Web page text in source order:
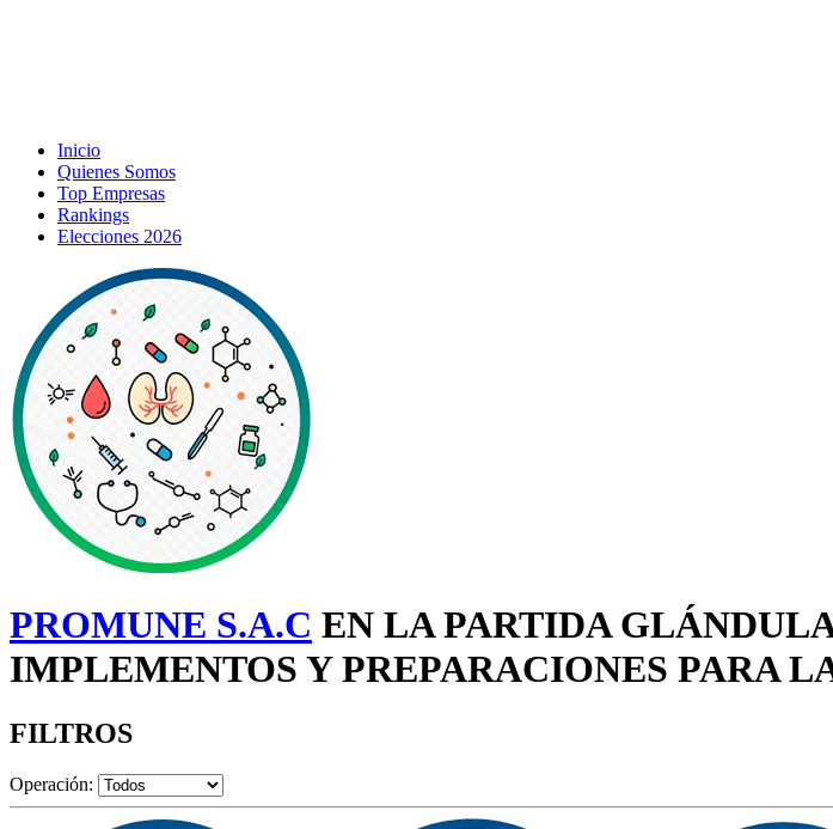
Inicio
Quienes Somos
Top Empresas
Rankings
Elecciones 2026
PROMUNE S.A.C EN LA PARTIDA
IMPLEMENTOS Y PREPARACIONES PARA
FILTROS
Operación: